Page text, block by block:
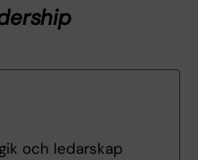
och ledarskap